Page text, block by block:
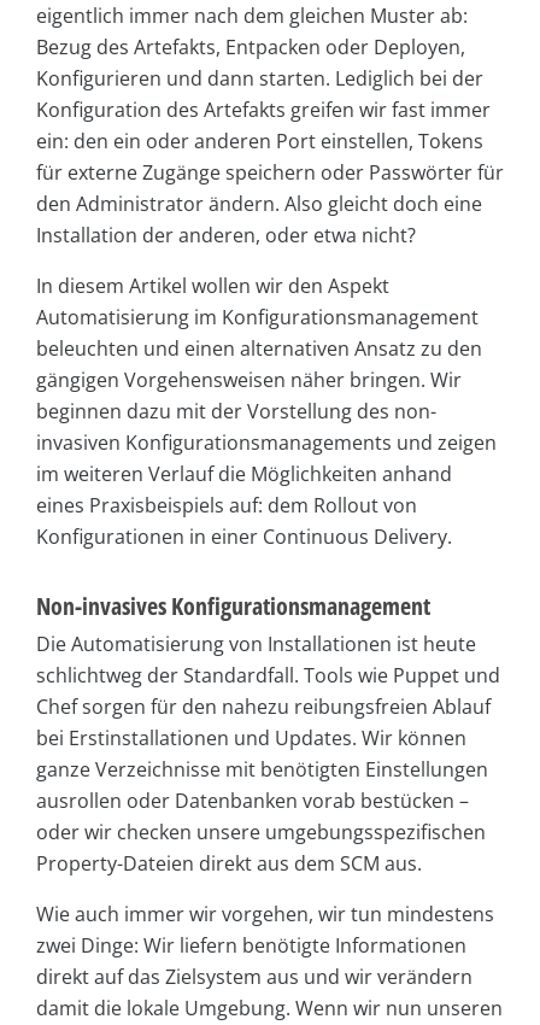
eigentlich immer nach dem gleichen Muster ab:
Bezug des Artefakts, Entpacken oder Deployen,
Konfigurieren und dann starten. Lediglich bei der
Konfiguration des Artefakts greifen wir fast immer
ein: den ein oder anderen Port einstellen, Tokens
für externe Zugänge speichern oder Passwörter für
den Administrator ändern. Also gleicht doch eine
Installation der anderen, oder etwa nicht?
In diesem Artikel wollen wir den Aspekt
Automatisierung im Konfigurationsmanagement
beleuchten und einen alternativen Ansatz zu den
gängigen Vorgehensweisen näher bringen. Wir
beginnen dazu mit der Vorstellung des non-
invasiven Konfigurationsmanagements und zeigen
im weiteren Verlauf die Möglichkeiten anhand
eines Praxisbeispiels auf: dem Rollout von
Konfigurationen in einer Continuous Delivery.
Non-invasives Konfigurationsmanagement
Die Automatisierung von Installationen ist heute
schlichtweg der Standardfall. Tools wie Puppet und
Chef sorgen für den nahezu reibungsfreien Ablauf
bei Erstinstallationen und Updates. Wir können
ganze Verzeichnisse mit benötigten Einstellungen
ausrollen oder Datenbanken vorab bestücken –
oder wir checken unsere umgebungsspezifischen
Property-Dateien direkt aus dem SCM aus.
Wie auch immer wir vorgehen, wir tun mindestens
zwei Dinge: Wir liefern benötigte Informationen
direkt auf das Zielsystem aus und wir verändern
damit die lokale Umgebung. Wenn wir nun unseren